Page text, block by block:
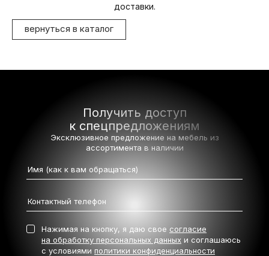
доставки.
вернуться в каталог
Получить доступ
к спецпредложениям
Эксклюзивное предложение на мебель из
ассортимента в наличии
Нажимая на кнопку, я даю свое согласие
на обработку персональных данных и соглашаюсь
с условиями политики конфиденциальности